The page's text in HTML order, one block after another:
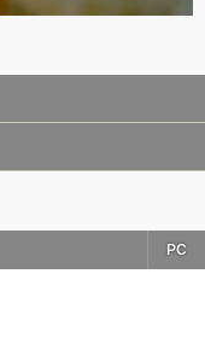
PC